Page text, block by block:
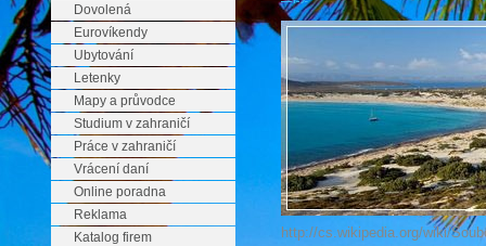
Dovolená
Eurovíkendy
Ubytování
Letenky
Mapy a průvodce
Studium v zahraničí
Práce v zahraničí
Vrácení daní
Online poradna
Reklama
Katalog firem
http://cs.wikipedia.org/wiki/